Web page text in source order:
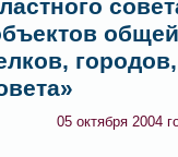
общей
городов,
05 октября 2004